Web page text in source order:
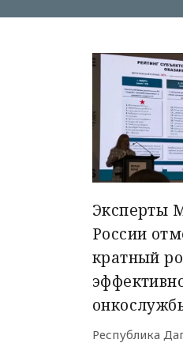
Эксперты
России
кратный
Республика